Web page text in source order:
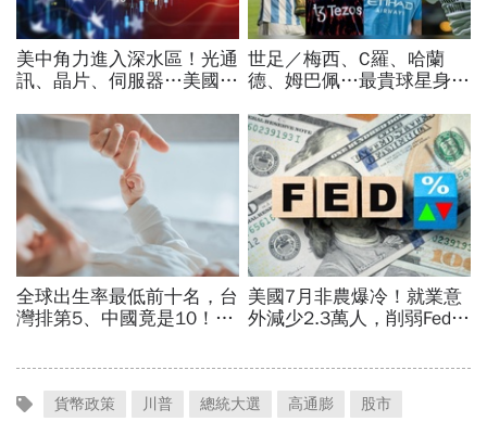
貨幣政策 川普 總統大選 高通膨 股市